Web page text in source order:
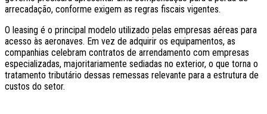
arrecadação, conforme exigem as regras fiscais vigentes.
O leasing é o principal modelo utilizado pelas empresas aéreas para
acesso às aeronaves. Em vez de adquirir os equipamentos, as
companhias celebram contratos de arrendamento com empresas
especializadas, majoritariamente sediadas no exterior, o que torna o
tratamento tributário dessas remessas relevante para a estrutura de
custos do setor.